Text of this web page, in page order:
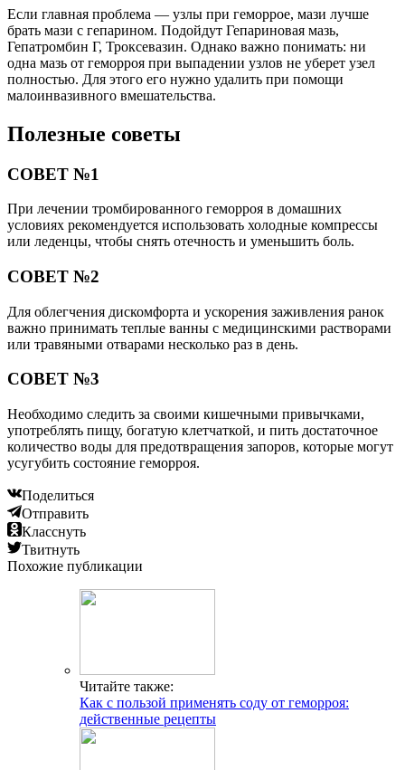
Если главная проблема — узлы при геморрое, мази лучше
брать мази с гепарином. Подойдут Гепариновая мазь,
Гепатромбин Г, Троксевазин. Однако важно понимать: ни
одна мазь от геморроя при выпадении узлов не уберет узел
полностью. Для этого его нужно удалить при помощи
малоинвазивного вмешательства.
Полезные советы
СОВЕТ №1
При лечении тромбированного геморроя в домашних
условиях рекомендуется использовать холодные компрессы
или леденцы, чтобы снять отечность и уменьшить боль.
СОВЕТ №2
Для облегчения дискомфорта и ускорения заживления ранок
важно принимать теплые ванны с медицинскими растворами
или травяными отварами несколько раз в день.
СОВЕТ №3
Необходимо следить за своими кишечными привычками,
употреблять пищу, богатую клетчаткой, и пить достаточное
количество воды для предотвращения запоров, которые могут
усугубить состояние геморроя.
Поделиться
Отправить
Класснуть
Твитнуть
Похожие публикации
Читайте также:
Как с пользой применять соду от геморроя:
действенные рецепты